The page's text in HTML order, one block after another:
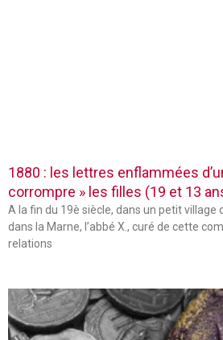
1880 : les lettres enflammées
corrompre » les filles (19 et 13
A la fin du 19è siècle, dans un petit village
dans la Marne, l’abbé X., curé de cette
relations